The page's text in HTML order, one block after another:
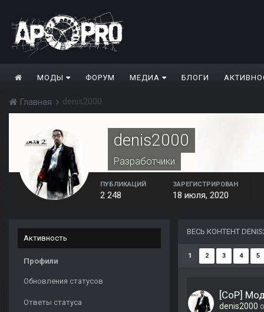
МОДЫ ФОРУМ МЕДИА БЛОГИ
Главная denis2000
denis2000
Разработчики
ПУБЛИКАЦИЙ
2 248
ЗАРЕГИСТРИРОВАН
18 июля, 2020
Активность
Профили
Обновления статусов
Ответы статуса
ВЕСЬ КОНТЕНТ
1 2 3 4 5
[CoP]
denis2000